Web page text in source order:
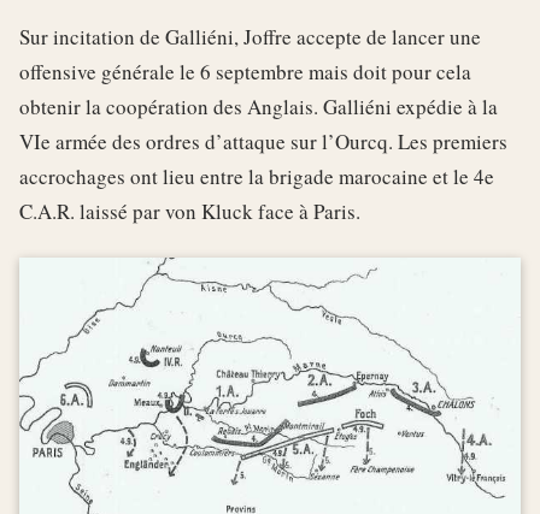
Sur incitation de Galliéni, Joffre accepte de lancer une
offensive générale le 6 septembre mais doit pour cela
obtenir la coopération des Anglais. Galliéni expédie à la
VIe armée des ordres d’attaque sur l’Ourcq. Les premiers
accrochages ont lieu entre la brigade marocaine et le 4e
C.A.R. laissé par von Kluck face à Paris.